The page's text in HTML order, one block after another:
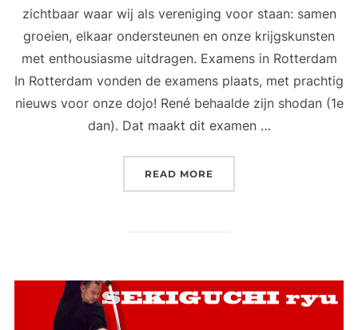
zichtbaar waar wij als vereniging voor staan: samen
groeien, elkaar ondersteunen en onze krijgskunsten
met enthousiasme uitdragen. Examens in Rotterdam
In Rotterdam vonden de examens plaats, met prachtig
nieuws voor onze dojo! René behaalde zijn shodan (1e
dan). Dat maakt dit examen …
READ MORE